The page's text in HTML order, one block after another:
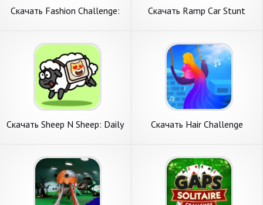
Скачать Fashion Challenge:
Скачать Ramp Car Stunt
Андроид
Скачать Sheep N Sheep: Daily
на Андроид
Скачать Hair Challenge
на Андроид